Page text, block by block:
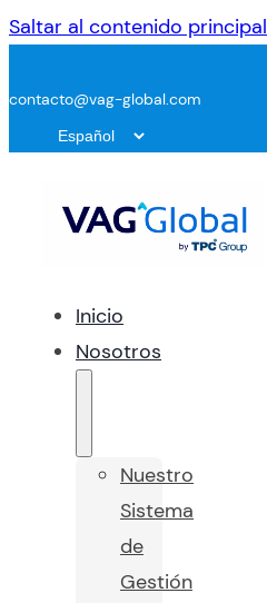
Saltar al contenido principal
contacto@vag-global.com
Inicio
Nosotros
Nuestro
Sistema
de
Gestión